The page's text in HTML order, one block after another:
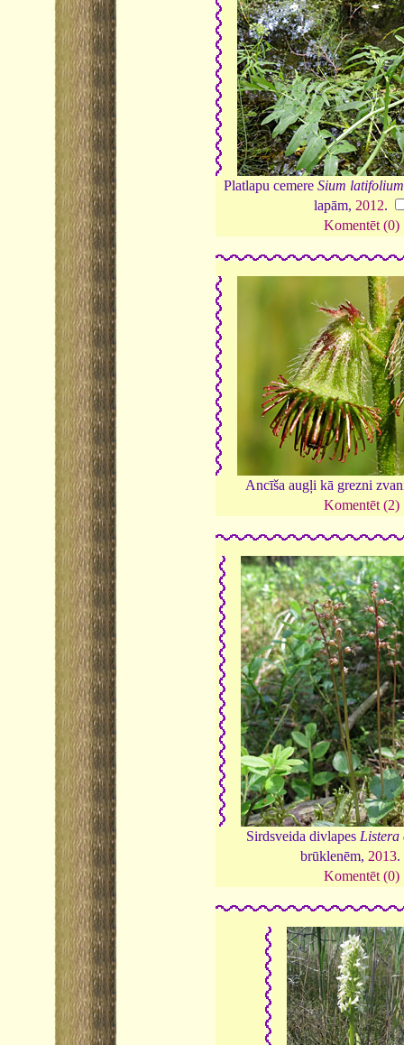
Platlapu cemereSium latifolium
lapām, 2012.
Komentēt (0)
Ancīša augļi kā grezni
Komentēt (2)
Sirdsveida divlapes Listera
brūklenēm, 2013.
Komentēt (0)